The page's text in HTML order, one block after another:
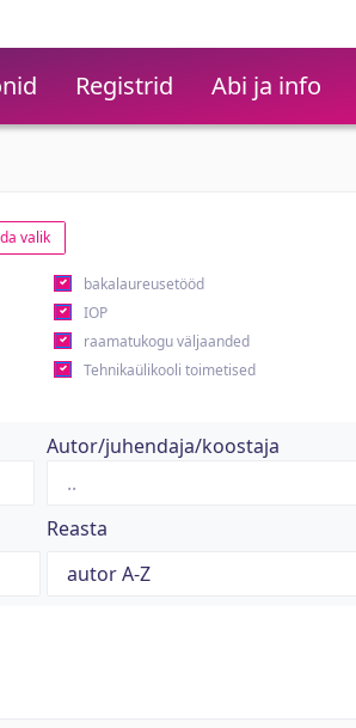
Registrid Abi ja info
valik
bakalaureusetööd
IOP
raamatukogu väljaanded
Tehnikaülikooli toimetised
Autor/juhendaja/koostaja
Reasta